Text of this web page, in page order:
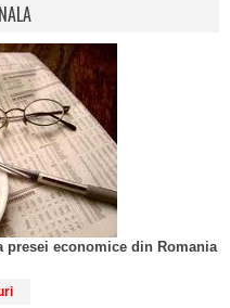
presei economice din Romania